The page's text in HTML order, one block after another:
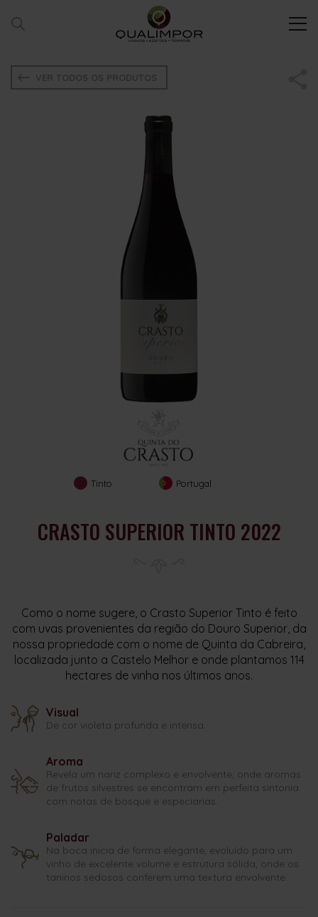
Tinto Portugal
CRASTO SUPERIOR TINTO 2022
Como o nome sugere, o Crasto Superior Tinto é feito
com uvas provenientes da região do Douro Superior, da
nossa propriedade com o nome de Quinta da Cabreira,
localizada junto a Castelo Melhor e onde plantamos 114
hectares de vinha nos últimos anos.
Visual
De cor violeta profunda e intensa.
Aroma
Revela um nariz complexo e envolvente, onde aromas
de frutos silvestres se encontram em perfeita sintonia
com notas de bosque e especiarias.
Paladar
Na boca inicia de forma elegante, evoluído para um
vinho de excelente volume e estrutura sólida, onde os
taninos sedosos conferem uma textura envolvente.